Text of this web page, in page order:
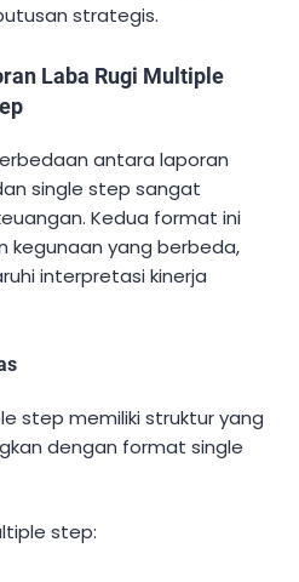
strategis.
Laba Rugi Multiple
antara laporan
single step sangat
Kedua format ini
kegunaan yang berbeda,
interpretasi kinerja
step memiliki struktur yang
dengan format single
step: